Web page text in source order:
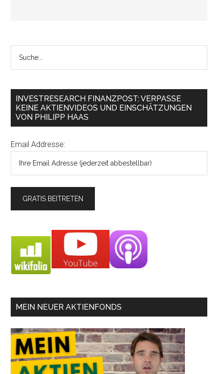
INVESTRESEARCH FINANZPOST: VERPASSE
KEINE AKTIENVIDEOS UND EINSCHÄTZUNGEN
VON PHILIPP HAAS
Email Addresse:
MEIN NEUER AKTIENFONDS